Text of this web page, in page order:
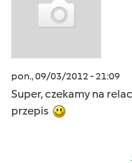
pon., 09/03/2012 - 21:09
Super, czekamy na
przepis